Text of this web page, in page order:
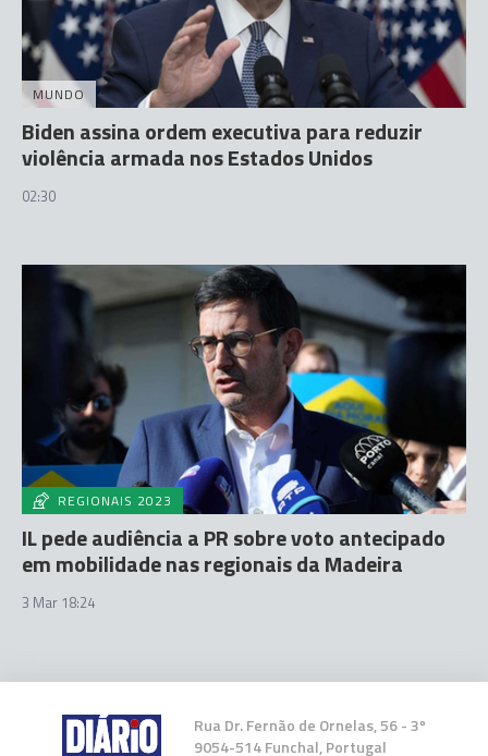
MUNDO
Biden assina ordem executiva para reduzir
violência armada nos Estados Unidos
02:30
REGIONAIS 2023
IL pede audiência a PR sobre voto antecipado
em mobilidade nas regionais da Madeira
3 Mar 18:24
Rua Dr. Fernão de Ornelas, 56 - 3º
9054-514 Funchal, Portugal